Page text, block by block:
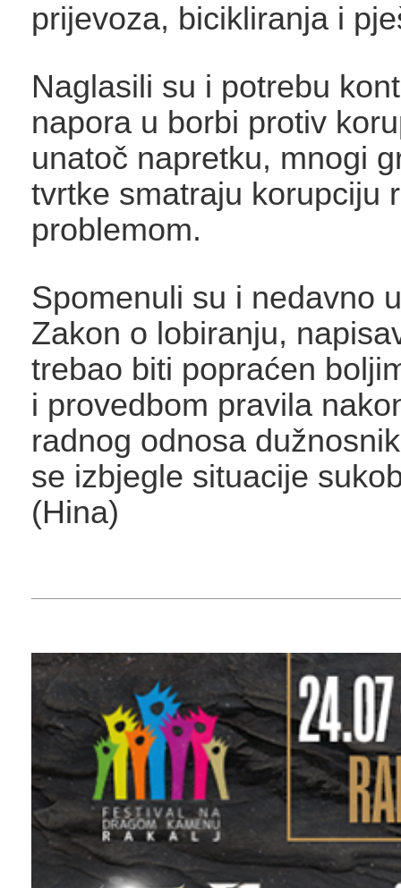
prijevoza, bicikliranja i
Naglasili su i potrebu
napora u borbi protiv
unatoč napretku, mnogi
tvrtke smatraju korupciju
problemom.
Spomenuli su i nedavno
Zakon o lobiranju,
trebao biti popraćen
i provedbom pravila
radnog odnosa
se izbjegle situacije
(Hina)